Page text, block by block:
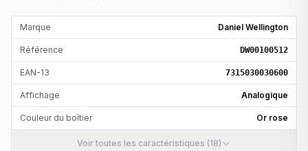
Marque Daniel Wellington
Référence DW00100512
EAN-13 7315030030600
Affichage Analogique
Couleur du boîtier Or rose
Voir toutes les caractéristiques (18)